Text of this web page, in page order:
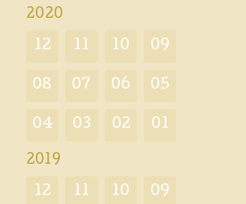
2020
12 11 10 09
08 07 06 05
04 03 02 01
2019
12 11 10 09